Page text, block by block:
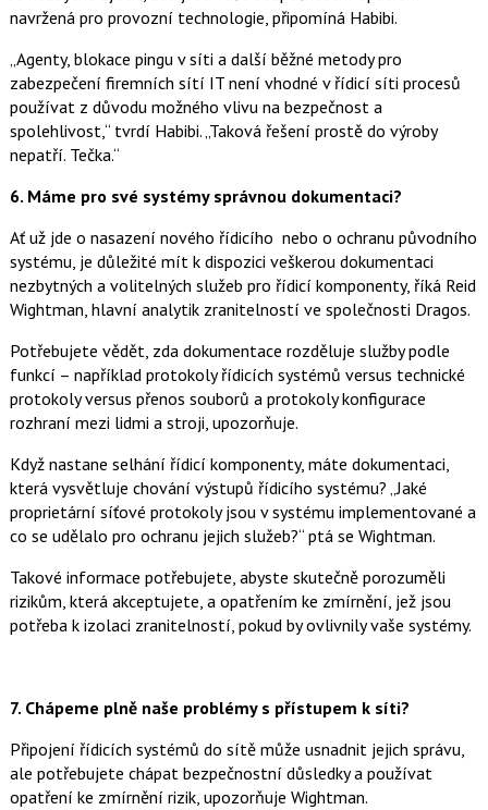
navržená pro provozní technologie, připomíná Habibi.
„Agenty, blokace pingu v síti a další běžné metody pro
zabezpečení firemních sítí IT není vhodné v řídicí síti procesů
používat z důvodu možného vlivu na bezpečnost a
spolehlivost,“ tvrdí Habibi. „Taková řešení prostě do výroby
nepatří. Tečka.“
6. Máme pro své systémy správnou dokumentaci?
Ať už jde o nasazení nového řídicího nebo o ochranu původního
systému, je důležité mít k dispozici veškerou dokumentaci
nezbytných a volitelných služeb pro řídicí komponenty, říká Reid
Wightman, hlavní analytik zranitelností ve společnosti Dragos.
Potřebujete vědět, zda dokumentace rozděluje služby podle
funkcí – například protokoly řídicích systémů versus technické
protokoly versus přenos souborů a protokoly konfigurace
rozhraní mezi lidmi a stroji, upozorňuje.
Když nastane selhání řídicí komponenty, máte dokumentaci,
která vysvětluje chování výstupů řídicího systému? „Jaké
proprietární síťové protokoly jsou v systému implementované a
co se udělalo pro ochranu jejich služeb?“ ptá se Wightman.
Takové informace potřebujete, abyste skutečně porozuměli
rizikům, která akceptujete, a opatřením ke zmírnění, jež jsou
potřeba k izolaci zranitelností, pokud by ovlivnily vaše systémy.
7. Chápeme plně naše problémy s přístupem k síti?
Připojení řídicích systémů do sítě může usnadnit jejich správu,
ale potřebujete chápat bezpečnostní důsledky a používat
opatření ke zmírnění rizik, upozorňuje Wightman.